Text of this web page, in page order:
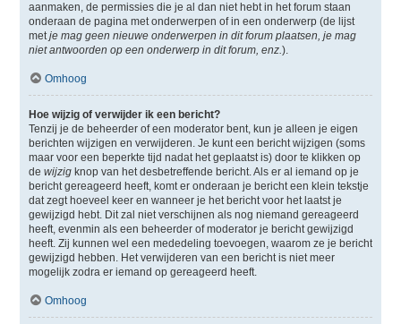
aanmaken, de permissies die je al dan niet hebt in het forum staan
onderaan de pagina met onderwerpen of in een onderwerp (de lijst
metje mag geen nieuwe onderwerpen in dit forum plaatsen, je mag
niet antwoorden op een onderwerp in dit forum, enz.).
Omhoog
Hoe wijzig of verwijder ik een bericht?
Tenzij je de beheerder of een moderator bent, kun je alleen je eigen
berichten wijzigen en verwijderen. Je kunt een bericht wijzigen (soms
maar voor een beperkte tijd nadat het geplaatst is) door te klikken op
de wijzigknop van het desbetreffende bericht. Als er al iemand op je
bericht gereageerd heeft, komt er onderaan je bericht een klein tekstje
dat zegt hoeveel keer en wanneer je het bericht voor het laatst je
gewijzigd hebt. Dit zal niet verschijnen als nog niemand gereageerd
heeft, evenmin als een beheerder of moderator je bericht gewijzigd
heeft. Zij kunnen wel een mededeling toevoegen, waarom ze je bericht
gewijzigd hebben. Het verwijderen van een bericht is niet meer
mogelijk zodra er iemand op gereageerd heeft.
Omhoog